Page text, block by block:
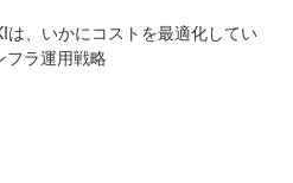
、いかにコストを最適化してい
フラ運用戦略